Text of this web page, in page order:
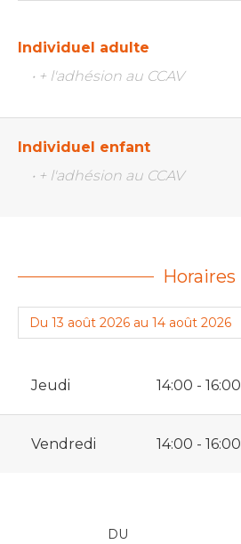
Individuel adulte
• + l'adhésion au CCAV
Individuel enfant
• + l'adhésion au CCAV
Horaires
Jeudi 14:00 - 16:00
Vendredi 14:00 - 16:00
DU